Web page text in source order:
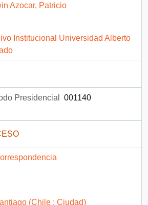
Azocar, Patricio
Institucional Universidad Alberto
Presidencial 001140
(Chile : Ciudad)